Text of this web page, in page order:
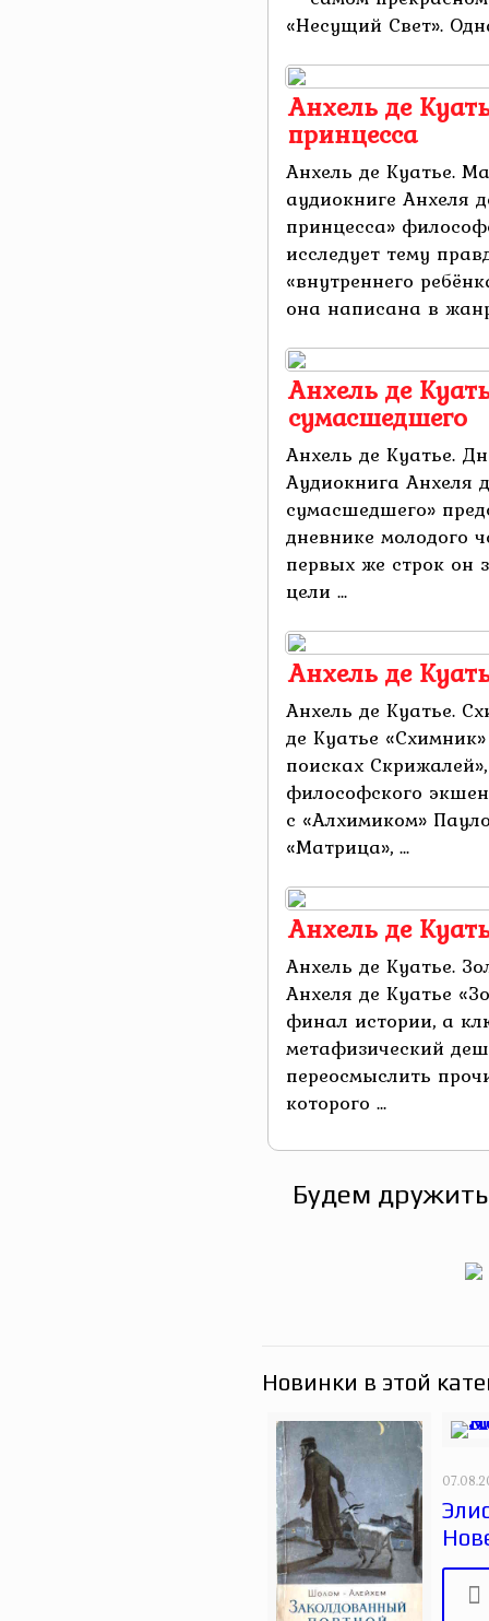
«Несущий Свет».
Анхель де
принцесса
Анхель де Куатье.
аудиокниге Анхеля
принцесса»
исследует тему
«внутреннего
она написана в
Анхель де
сумасшедшего
Анхель де Куатье.
Аудиокнига Анхеля
сумасшедшего»
дневнике молодого
первых же строк он
цели ...
Анхель де
Анхель де Куатье.
де Куатье
поисках
философского
с «Алхимиком»
«Матрица», ...
Анхель де
Анхель де Куатье.
Анхеля де Куатье
финал истории, а
метафизический
переосмыслить
которого ...
Будем
Новинки в этой